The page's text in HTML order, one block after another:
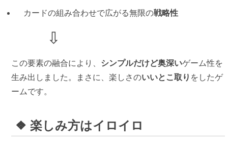
カードの組み合わせで広がる無限の戦略性
この要素の融合により、 シンプルだけど奥深いゲーム性を
生み出しました。まさに、楽しさのいいとこ取り をしたゲ
ームです。
楽しみ方はイロイロ